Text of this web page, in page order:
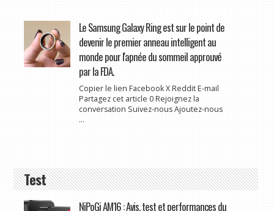
Le Samsung Galaxy Ring est sur le point de
devenir le premier anneau intelligent au
monde pour l'apnée du sommeil approuvé
par la FDA.
Copier le lien Facebook X Reddit E-mail
Partagez cet article 0 Rejoignez la
conversation Suivez-nous Ajoutez-nous
...
Test
NiPoGi AM16 : Avis, test et performances du